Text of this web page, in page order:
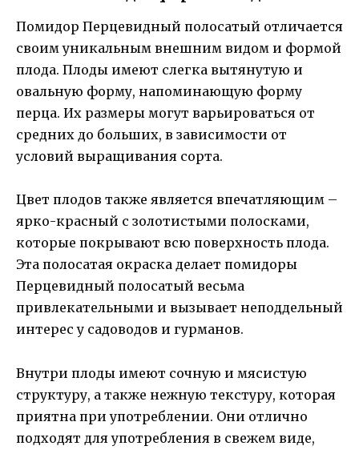
Помидор Перцевидный полосатый отличается
своим уникальным внешним видом и формой
плода. Плоды имеют слегка вытянутую и
овальную форму, напоминающую форму
перца. Их размеры могут варьироваться от
средних до больших, в зависимости от
условий выращивания сорта.
Цвет плодов также является впечатляющим –
ярко-красный с золотистыми полосками,
которые покрывают всю поверхность плода.
Эта полосатая окраска делает помидоры
Перцевидный полосатый весьма
привлекательными и вызывает неподдельный
интерес у садоводов и гурманов.
Внутри плоды имеют сочную и мясистую
структуру, а также нежную текстуру, которая
приятна при употреблении. Они отлично
подходят для употребления в свежем виде,